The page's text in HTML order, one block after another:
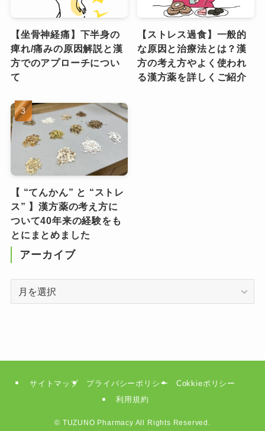
【坐骨神経痛】下半身の
痺れ/痛みの原因解説と漢
方でのアプローチについ
て
【ストレス過食】一般的
な原因と治療法とは？漢
方の考え方やよく使われ
る漢方薬を詳しくご紹介
【 “てんかん” と “ストレ
ス” 】漢方薬の考え方に
ついて40年来の経験をも
とにまとめました
アーカイブ
サイトマップ プライバシーポリシー
Cokkieポリシー
利用規約
© TUZUNO Pharmacy All Rights Reserved.